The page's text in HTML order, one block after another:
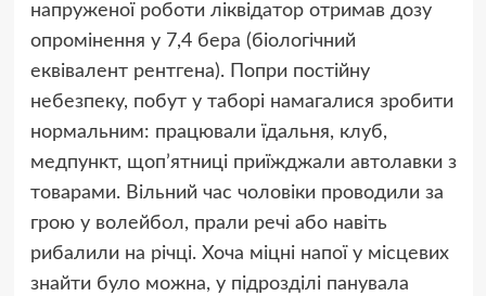
напруженої роботи ліквідатор отримав дозу
опромінення у 7,4 бера (біологічний
еквівалент рентгена). Попри постійну
небезпеку, побут у таборі намагалися зробити
нормальним: працювали їдальня, клуб,
медпункт, щоп’ятниці приїжджали автолавки з
товарами. Вільний час чоловіки проводили за
грою у волейбол, прали речі або навіть
рибалили на річці. Хоча міцні напої у місцевих
знайти було можна, у підрозділі панувала